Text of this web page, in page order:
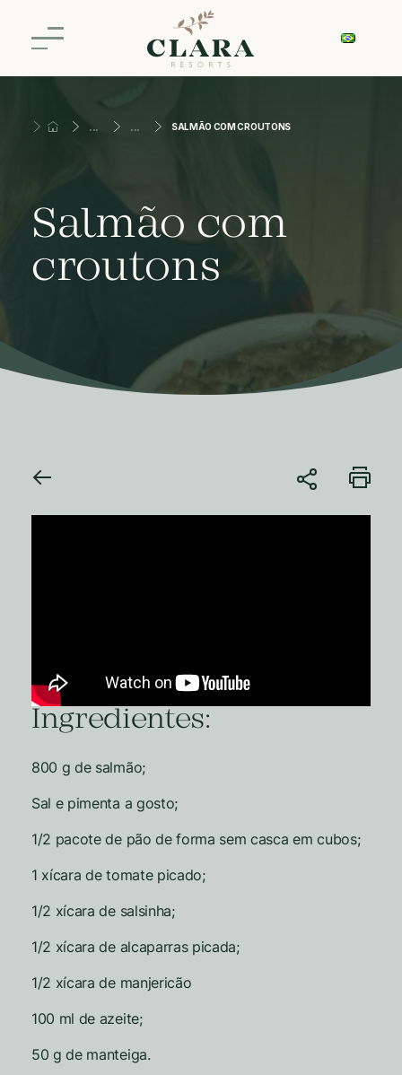
SALMÃO COM CROUTONS
Salmão com
croutons
Ingredientes:
800 g de salmão;
Sal e pimenta a gosto;
1/2 pacote de pão de forma sem casca em cubos;
1 xícara de tomate picado;
1/2 xícara de salsinha;
1/2 xícara de alcaparras picada;
1/2 xícara de manjericão
100 ml de azeite;
50 g de manteiga.